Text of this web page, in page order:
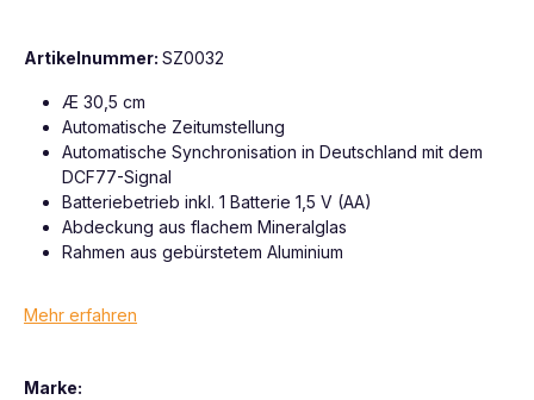
Artikelnummer: SZ0032
Æ 30,5 cm
Automatische Zeitumstellung
Automatische Synchronisation in Deutschland mit dem
DCF77-Signal
Batteriebetrieb inkl. 1 Batterie 1,5 V (AA)
Abdeckung aus flachem Mineralglas
Rahmen aus gebürstetem Aluminium
Mehr erfahren
Marke: